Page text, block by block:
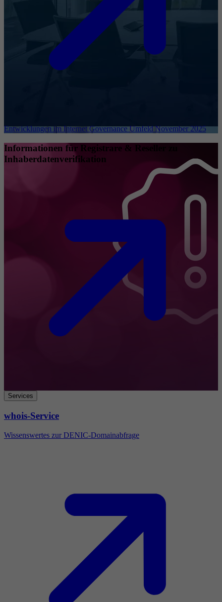
Entwicklungen im Internet Governance Umfeld November 2025
Informationen für Registrare & Reseller zu
Inhaberdatenverifikation
Services
whois-Service
Wissenswertes zur DENIC-Domainabfrage